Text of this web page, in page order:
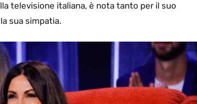
televisione italiana, è nota tanto per il suo
sua simpatia.